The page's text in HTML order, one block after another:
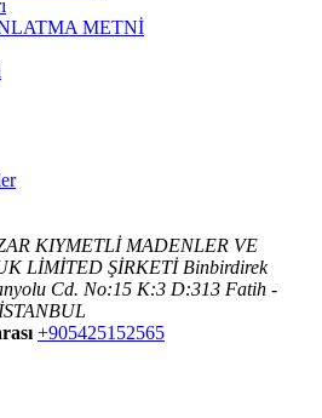
METNİ
KIYMETLİ MADENLER VE
LİMİTED ŞİRKETİ Binbirdirek
Cd. No:15 K:3 D:313 Fatih -
+905425152565